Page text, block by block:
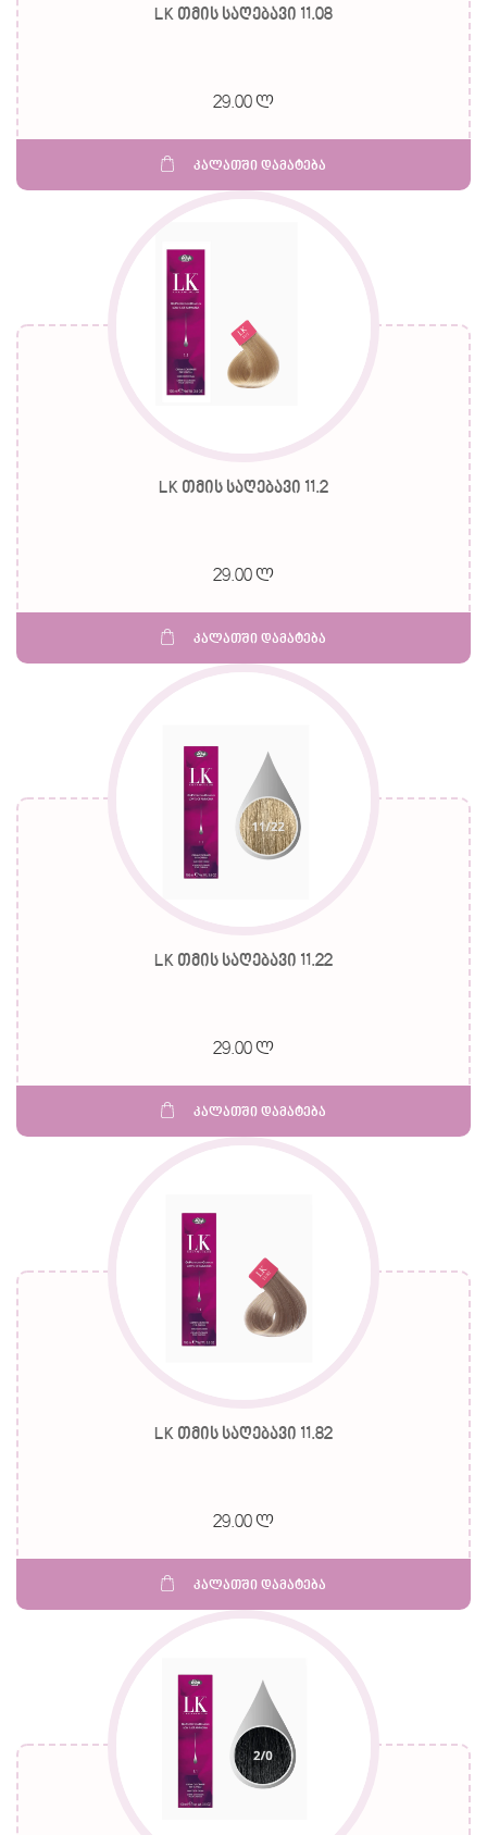
LK თმის საღებავი 11.08
29.00 ლ
კალათში დამატება
LK თმის საღებავი 11.2
29.00 ლ
კალათში დამატება
LK თმის საღებავი 11.22
29.00 ლ
კალათში დამატება
LK თმის საღებავი 11.82
29.00 ლ
კალათში დამატება